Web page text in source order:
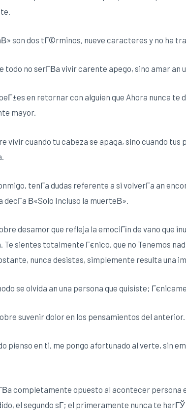
son dos tГ©rminos, nueve caracteres y no ha
todo no serГ­В­a vivir carente apego, sino amar
en retornar con alguien que Ahora nunca
mayor.
vivir cuando tu cabeza se apaga, sino cuando
tenГ­a dudas referente a si volverГ­a an
decГ­a В«Solo Incluso la muerteВ».
desamor que refleja la emociГіn de vano que
Te sientes totalmente Гєnico, que no Tenemos
nunca desistas, simplemente resulta una
se olvida an una persona que quisiste;
suvenir dolor en los pensamientos del anterior.
pienso en ti, me pongo afortunado al verte, sin
completamente opuesto al acontecer
el segundo sГ­; el primeramente nunca te